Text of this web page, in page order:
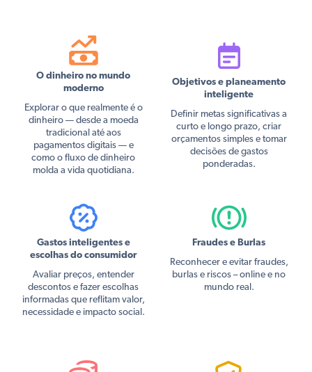
O dinheiro no mundo
moderno
Explorar o que realmente é o
dinheiro — desde a moeda
tradicional até aos
pagamentos digitais — e
como o fluxo de dinheiro
molda a vida quotidiana.
Objetivos e planeamento
inteligente
Definir metas significativas a
curto e longo prazo, criar
orçamentos simples e tomar
decisões de gastos
ponderadas.
Gastos inteligentes e
escolhas do consumidor
Avaliar preços, entender
descontos e fazer escolhas
informadas que reflitam valor,
necessidade e impacto social.
Fraudes e Burlas
Reconhecer e evitar fraudes,
burlas e riscos – online e no
mundo real.